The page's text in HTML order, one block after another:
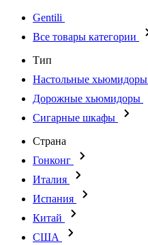
Gentili
Все товары категории
Тип
Настольные хьюмидоры
Дорожные хьюмидоры
Сигарные шкафы
Страна
Гонконг
Италия
Испания
Китай
США